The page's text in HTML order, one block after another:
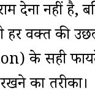
देना नहीं
हर वक्त की
के सही
का तरीका।